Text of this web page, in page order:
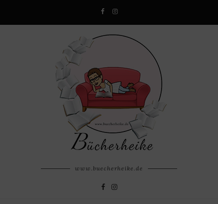
www.buecherheike.de